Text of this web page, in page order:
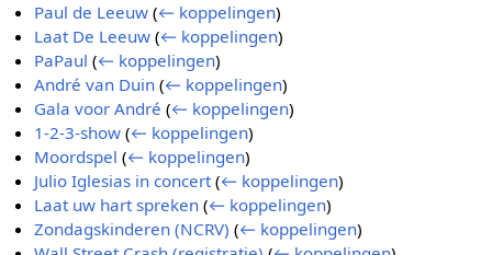
Paul de Leeuw (← koppelingen)
Laat De Leeuw (← koppelingen)
PaPaul (← koppelingen)
André van Duin (← koppelingen)
Gala voor André (← koppelingen)
1-2-3-show (← koppelingen)
Moordspel (← koppelingen)
Julio Iglesias in concert (← koppelingen)
Laat uw hart spreken (← koppelingen)
Zondagskinderen (NCRV) (← koppelingen)